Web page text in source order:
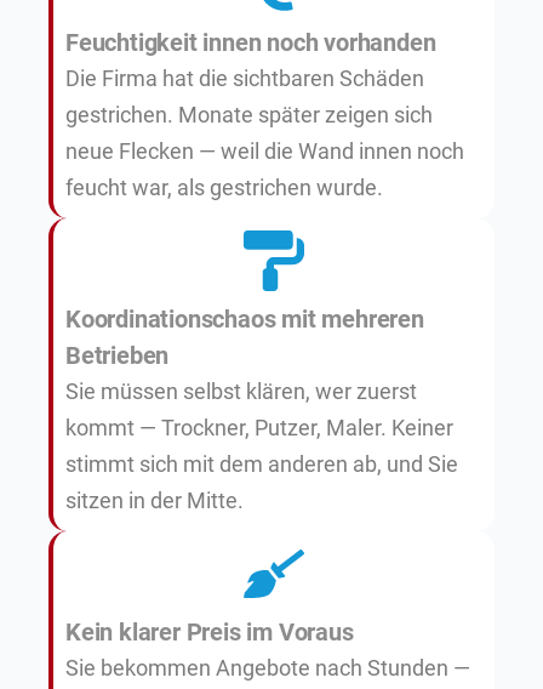
Feuchtigkeit innen noch vorhanden
Die Firma hat die sichtbaren Schäden
gestrichen. Monate später zeigen sich
neue Flecken — weil die Wand innen noch
feucht war, als gestrichen wurde.
Koordinationschaos mit mehreren
Betrieben
Sie müssen selbst klären, wer zuerst
kommt — Trockner, Putzer, Maler. Keiner
stimmt sich mit dem anderen ab, und Sie
sitzen in der Mitte.
Kein klarer Preis im Voraus
Sie bekommen Angebote nach Stunden —